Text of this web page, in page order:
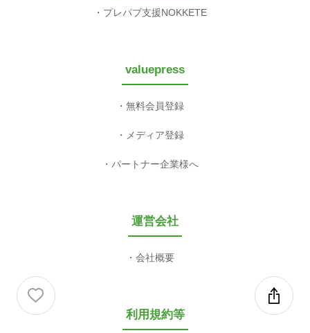
プレパブ支援NOKKETE
valuepress
無料会員登録
メディア登録
パートナー企業様へ
運営会社
会社概要
利用規約等